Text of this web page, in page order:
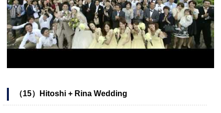
（15）Hitoshi + Rina Wedding